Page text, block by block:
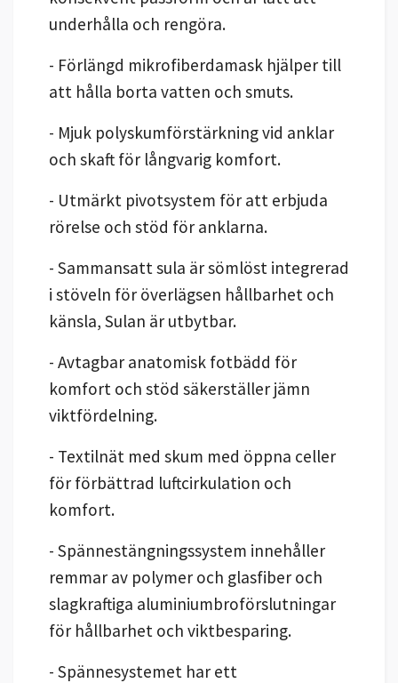
underhålla och rengöra.
- Förlängd mikrofiberdamask hjälper till
att hålla borta vatten och smuts.
- Mjuk polyskumförstärkning vid anklar
och skaft för långvarig komfort.
- Utmärkt pivotsystem för att erbjuda
rörelse och stöd för anklarna.
- Sammansatt sula är sömlöst integrerad
i stöveln för överlägsen hållbarhet och
känsla, Sulan är utbytbar.
- Avtagbar anatomisk fotbädd för
komfort och stöd säkerställer jämn
viktfördelning.
- Textilnät med skum med öppna celler
för förbättrad luftcirkulation och
komfort.
- Spännestängningssystem innehåller
remmar av polymer och glasfiber och
slagkraftiga aluminiumbroförslutningar
för hållbarhet och viktbesparing.
- Spännesystemet har ett